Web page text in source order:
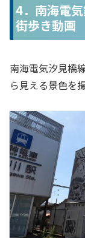
4．南海電
街歩き動画
南海電気汐見橋
ら見える景色を